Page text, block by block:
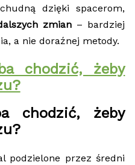
dzięki spacerom,
zmian– bardziej
a nie doraźnej metody.
chodzić, żeby
podzielone przez średni